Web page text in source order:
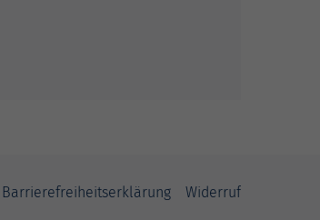
Barrierefreiheitserklärung Widerruf